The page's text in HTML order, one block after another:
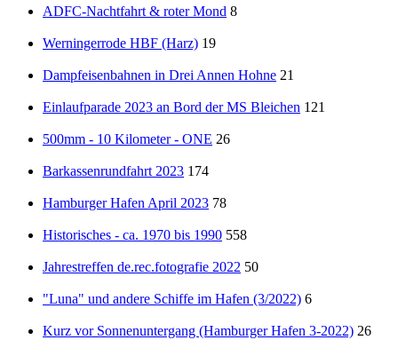
ADFC-Nachtfahrt & roter Mond 8
Werningerrode HBF (Harz) 19
Dampfeisenbahnen in Drei Annen Hohne 21
Einlaufparade 2023 an Bord der MS Bleichen 121
500mm - 10 Kilometer - ONE 26
Barkassenrundfahrt 2023 174
Hamburger Hafen April 2023 78
Historisches - ca. 1970 bis 1990 558
Jahrestreffen de.rec.fotografie 2022 50
"Luna" und andere Schiffe im Hafen (3/2022) 6
Kurz vor Sonnenuntergang (Hamburger Hafen 3-2022) 26